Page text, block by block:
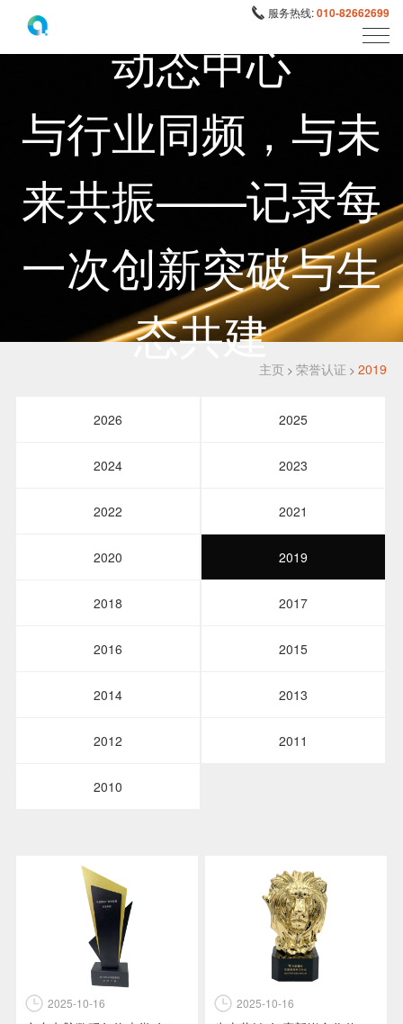
服务热线:010-82662699
动态中心
与行业同频，与未
来共振——记录每
一次创新突破与生
态共建
主页 >荣誉认证 >2019
2026 2025
2024 2023
2022 2021
2020 2019
2018 2017
2016 2015
2014 2013
2012 2011
2010
2025-10-16 2025-10-16